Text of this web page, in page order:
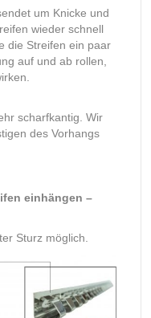
um Knicke und
wieder schnell
die Streifen ein paar
auf und ab rollen,
scharfkantig. Wir
des Vorhangs
einhängen –
Sturz möglich.